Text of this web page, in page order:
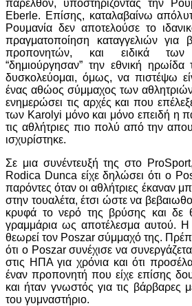
παρελθόν, υποστηρίζοντας την
Eberle. Επίσης, καταλαβαίνω
Ρουμανία δεν αποτελούσε το
πραγματοποίηση καταγγελιών για
προπονητών, και ειδικά
“δημιούργησαν” την εθνική
δυσκολεύομαι, όμως, να πιστέψω
ένας αθώος σύμμαχος των
ενημερώσει τις αρχές και που
των Karolyi μόνο και μόνο επειδή η
τις αθλήτριες πιο πολύ από την
ισχυρίστηκε.
Σε μια συνέντευξή της στο
Rodica Dunca είχε δηλώσει ότι ο
παρόντες όταν οι αθλήτριες έκαναν
στην τουαλέτα, έτσι ώστε να
κρυφά το νερό της βρύσης και δε
γραμμάρια ως αποτέλεσμα αυτού. Η
θεωρεί τον Poszar σύμμαχό της.
ότι ο Poszar συνέχισε να
στις ΗΠΑ για χρόνια και ότι
έναν προπονητή που είχε επίσης
και ήταν γνωστός για τις βάρβαρες
του γυμναστήριο.